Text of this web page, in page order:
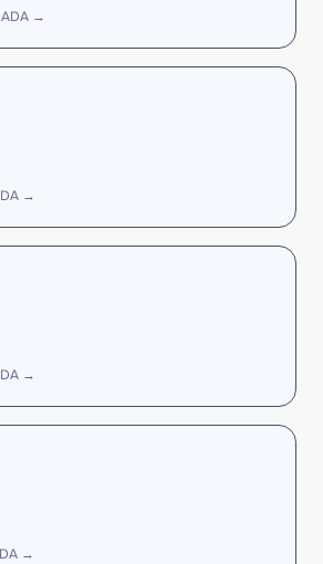
→
→
→
→